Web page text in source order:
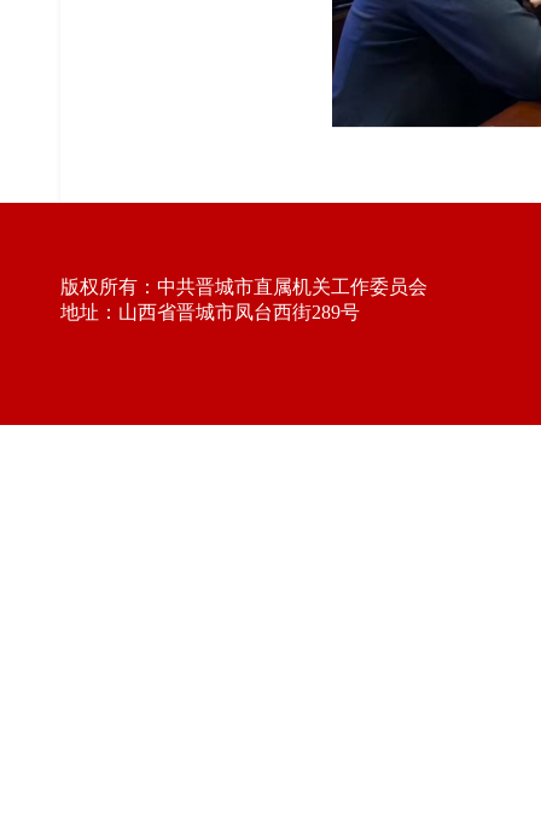
版权所有：中共晋城市直属机关工作委员会
地址：山西省晋城市凤台西街289号